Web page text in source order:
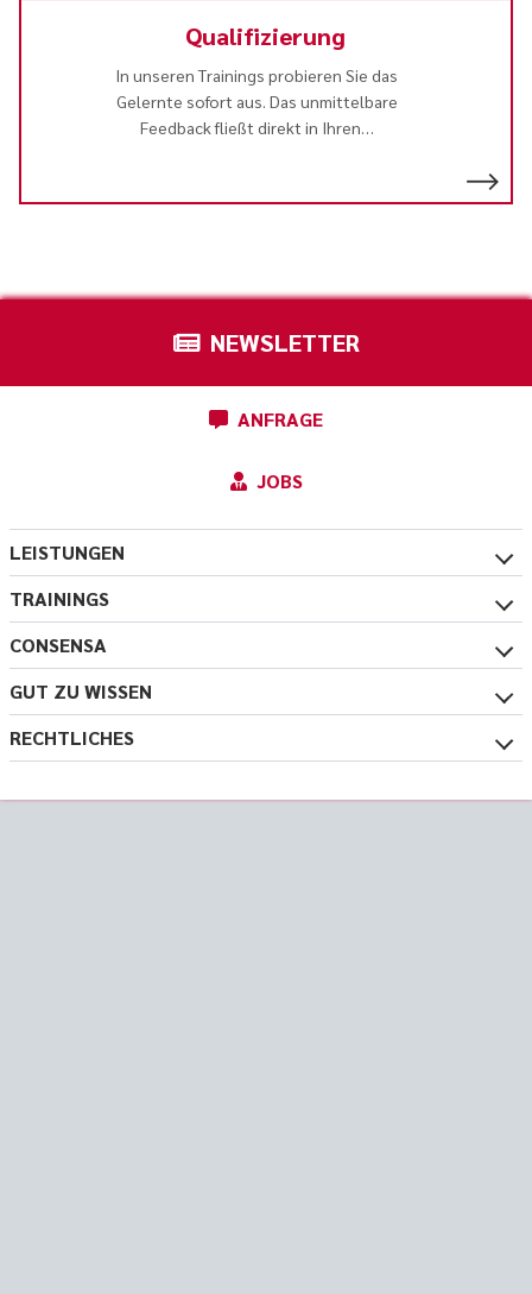
Qualifizierung
In unseren Trainings probieren Sie das
Gelernte sofort aus. Das unmittelbare
Feedback fließt direkt in Ihren…
NEWSLETTER
ANFRAGE
JOBS
LEISTUNGEN
TRAININGS
CONSENSA
GUT ZU WISSEN
RECHTLICHES